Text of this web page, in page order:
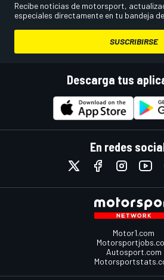
Recibe noticias de motorsport,
especiales directamente en tu bandeja
SUSCRIBIRSE
Descarga tus
En redes
Motor1.com
Autosport.com